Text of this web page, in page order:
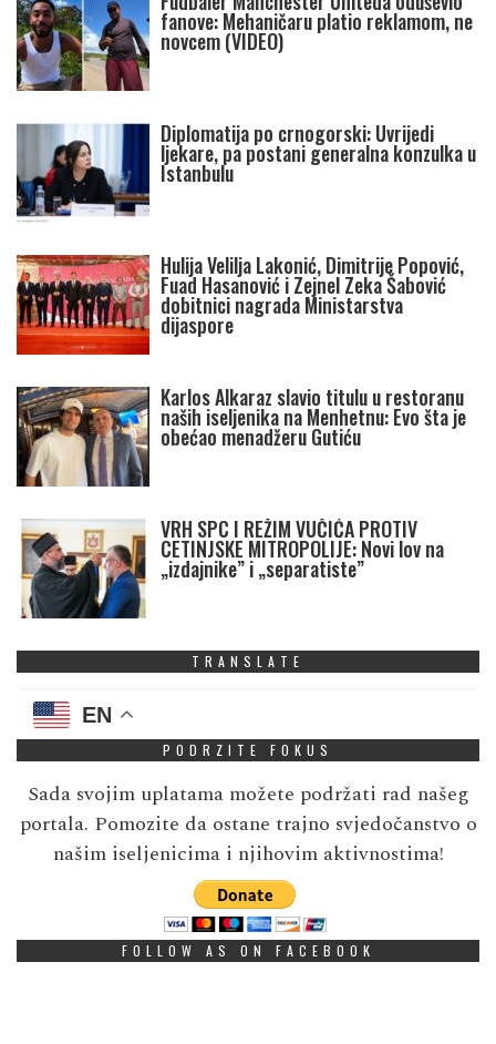
fanove: Mehaničaru platio reklamom, ne
novcem (VIDEO)
Diplomatija po crnogorski: Uvrijedi
ljekare, pa postani generalna konzulka u
Istanbulu
Hulija Velilja Lakonić, Dimitrije Popović,
Fuad Hasanović i Zejnel Zeka Šabović
dobitnici nagrada Ministarstva
dijaspore
Karlos Alkaraz slavio titulu u restoranu
naših iseljenika na Menhetnu: Evo šta je
obećao menadžeru Gutiću
VRH SPC I REŽIM VUČIĆA PROTIV
CETINJSKE MITROPOLIJE: Novi lov na
„izdajnike” i „separatiste”
TRANSLATE
EN
PODRZITE FOKUS
Sada svojim uplatama možete podržati rad našeg
portala. Pomozite da ostane trajno svjedočanstvo o
našim iseljenicima i njihovim aktivnostima!
FOLLOW AS ON FACEBOOK